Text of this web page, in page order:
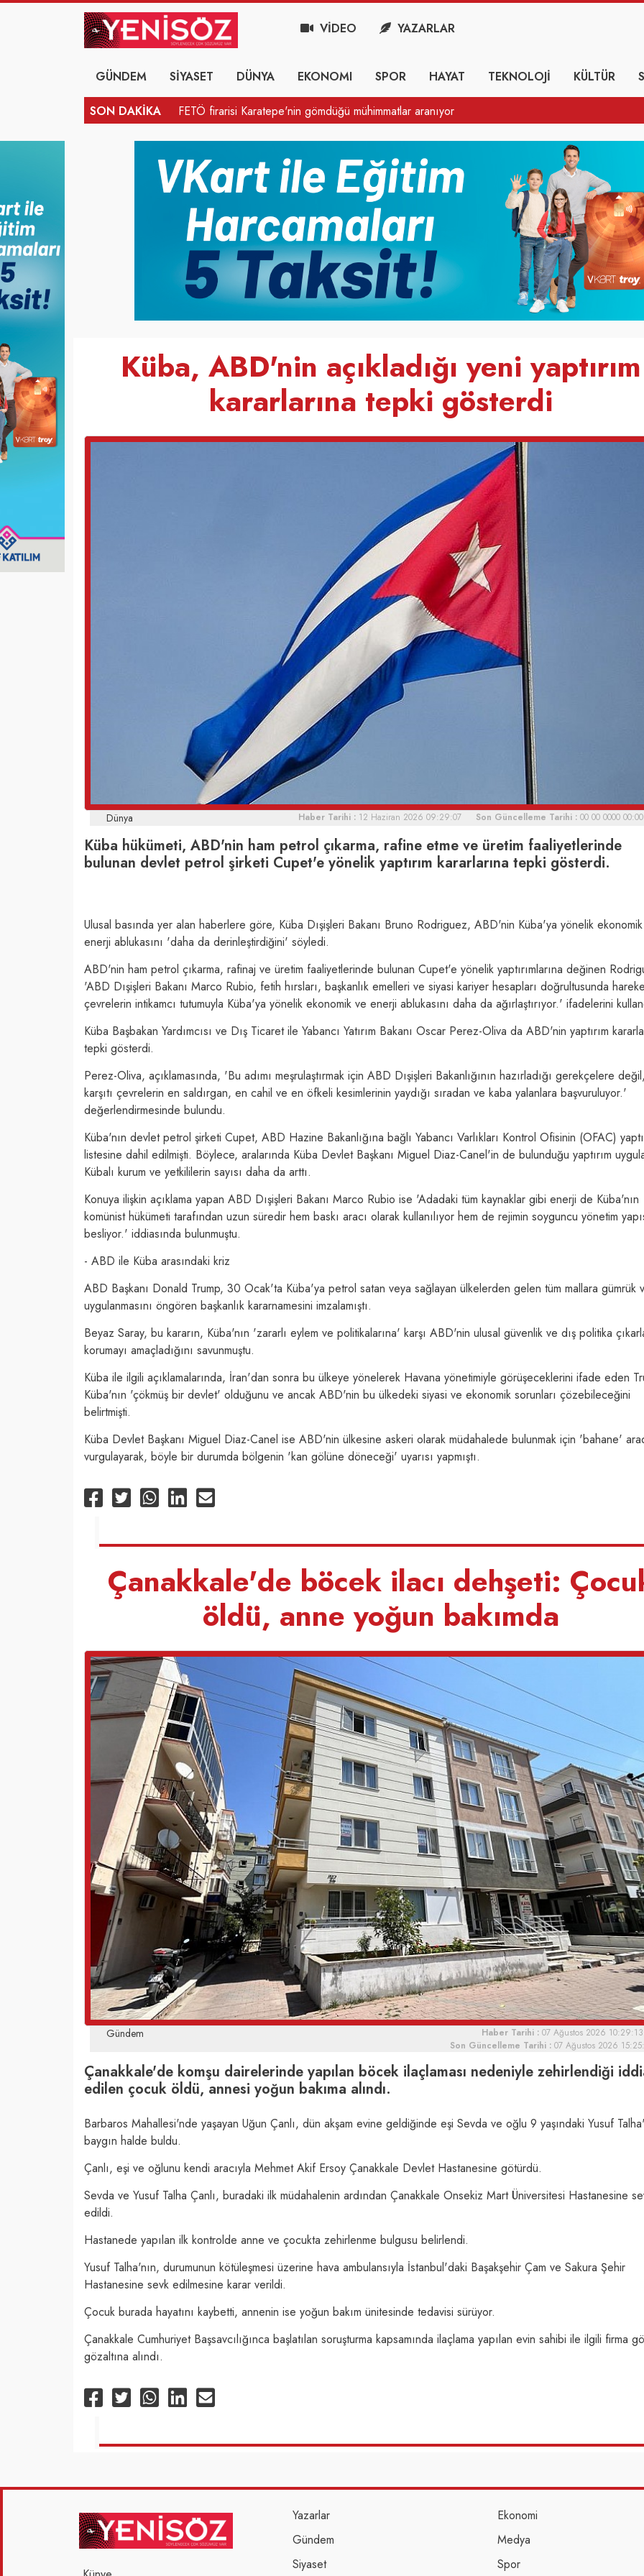
VİDEO YAZARLAR
GÜNDEM SİYASET DÜNYA EKONOMI SPOR HAYAT TEKNOLOJİ KÜLTÜR
SON DAKİKA FETÖ firarisi Karatepe'nin gömdüğü mühimmatlar aranıyor
Küba, ABD'nin açıkladığı yeni yaptırım
kararlarına tepki gösterdi
Dünya Haber Tarihi : 12 Haziran 2026 09:29:07 Son Güncelleme Tarihi : 00 00 0000
Küba hükümeti, ABD'nin ham petrol çıkarma, rafine etme ve üretim faaliyetlerinde
bulunan devlet petrol şirketi Cupet'e yönelik yaptırım kararlarına tepki gösterdi.
Ulusal basında yer alan haberlere göre, Küba Dışişleri Bakanı Bruno Rodriguez, ABD'nin Küba'ya yönelik
enerji ablukasını 'daha da derinleştirdiğini' söyledi.
ABD'nin ham petrol çıkarma, rafinaj ve üretim faaliyetlerinde bulunan Cupet'e yönelik yaptırımlarına değinen
'ABD Dışişleri Bakanı Marco Rubio, fetih hırsları, başkanlık emelleri ve siyasi kariyer hesapları doğrultusunda
çevrelerin intikamcı tutumuyla Küba'ya yönelik ekonomik ve enerji ablukasını daha da ağırlaştırıyor.' ifadelerini
Küba Başbakan Yardımcısı ve Dış Ticaret ile Yabancı Yatırım Bakanı Oscar Perez-Oliva da ABD'nin yaptırım
tepki gösterdi.
Perez-Oliva, açıklamasında, 'Bu adımı meşrulaştırmak için ABD Dışişleri Bakanlığının hazırladığı gerekçelere
karşıtı çevrelerin en saldırgan, en cahil ve en öfkeli kesimlerinin yaydığı sıradan ve kaba yalanlara başvuruluyor.'
değerlendirmesinde bulundu.
Küba'nın devlet petrol şirketi Cupet, ABD Hazine Bakanlığına bağlı Yabancı Varlıkları Kontrol Ofisinin (OFAC)
listesine dahil edilmişti. Böylece, aralarında Küba Devlet Başkanı Miguel Diaz-Canel'in de bulunduğu yaptırım
Kübalı kurum ve yetkililerin sayısı daha da arttı.
Konuya ilişkin açıklama yapan ABD Dışişleri Bakanı Marco Rubio ise 'Adadaki tüm kaynaklar gibi enerji de Küba'nın
komünist hükümeti tarafından uzun süredir hem baskı aracı olarak kullanılıyor hem de rejimin soyguncu yönetim
besliyor.' iddiasında bulunmuştu.
- ABD ile Küba arasındaki kriz
ABD Başkanı Donald Trump, 30 Ocak'ta Küba'ya petrol satan veya sağlayan ülkelerden gelen tüm mallara gümrük
uygulanmasını öngören başkanlık kararnamesini imzalamıştı.
Beyaz Saray, bu kararın, Küba'nın 'zararlı eylem ve politikalarına' karşı ABD'nin ulusal güvenlik ve dış politika
korumayı amaçladığını savunmuştu.
Küba ile ilgili açıklamalarında, İran'dan sonra bu ülkeye yönelerek Havana yönetimiyle görüşeceklerini ifade eden
Küba'nın 'çökmüş bir devlet' olduğunu ve ancak ABD'nin bu ülkedeki siyasi ve ekonomik sorunları çözebileceğini
belirtmişti.
Küba Devlet Başkanı Miguel Diaz-Canel ise ABD'nin ülkesine askeri olarak müdahalede bulunmak için 'bahane'
vurgulayarak, böyle bir durumda bölgenin 'kan gölüne döneceği' uyarısı yapmıştı.
Çanakkale'de böcek ilacı dehşeti:
öldü, anne yoğun bakımda
Gündem Haber Tarihi : 07 Ağustos 2026 10:29:13
Son Güncelleme Tarihi : 07 Ağustos 2026
Çanakkale'de komşu dairelerinde yapılan böcek ilaçlaması nedeniyle zehirlendiği
edilen çocuk öldü, annesi yoğun bakıma alındı.
Barbaros Mahallesi'nde yaşayan Uğun Çanlı, dün akşam evine geldiğinde eşi Sevda ve oğlu 9 yaşındaki Yusuf
baygın halde buldu.
Çanlı, eşi ve oğlunu kendi aracıyla Mehmet Akif Ersoy Çanakkale Devlet Hastanesine götürdü.
Sevda ve Yusuf Talha Çanlı, buradaki ilk müdahalenin ardından Çanakkale Onsekiz Mart Üniversitesi Hastanesine
edildi.
Hastanede yapılan ilk kontrolde anne ve çocukta zehirlenme bulgusu belirlendi.
Yusuf Talha'nın, durumunun kötüleşmesi üzerine hava ambulansıyla İstanbul'daki Başakşehir Çam ve Sakura Şehir
Hastanesine sevk edilmesine karar verildi.
Çocuk burada hayatını kaybetti, annenin ise yoğun bakım ünitesinde tedavisi sürüyor.
Çanakkale Cumhuriyet Başsavcılığınca başlatılan soruşturma kapsamında ilaçlama yapılan evin sahibi ile ilgili firma
gözaltına alındı.
Yazarlar
Gündem
Siyaset
Ekonomi
Medya
Spor